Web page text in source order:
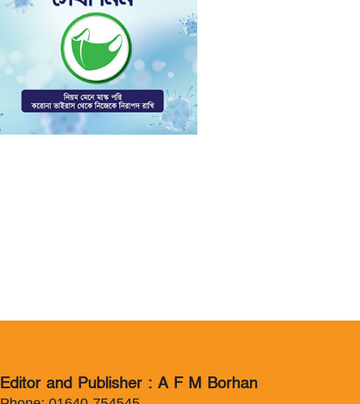
Editor and Publisher : A F M Borhan